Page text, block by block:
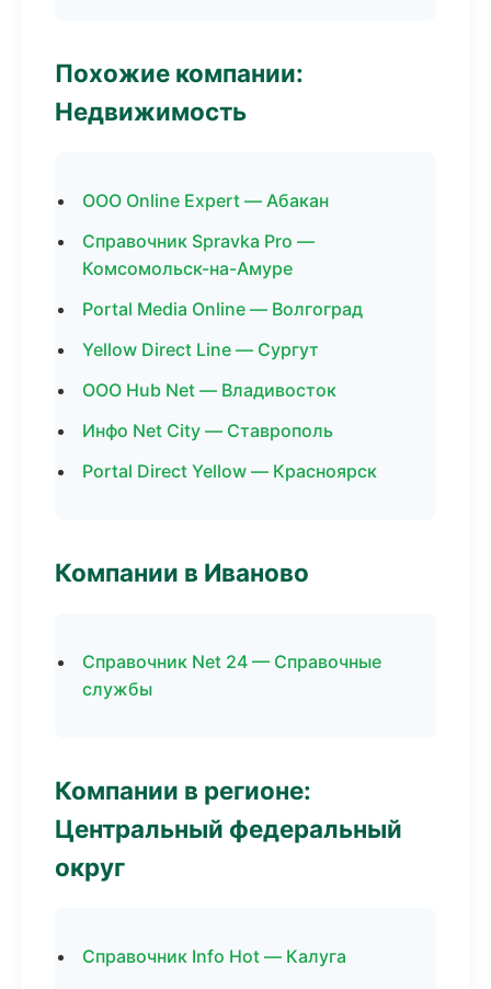
Похожие компании:
Недвижимость
ООО Online Expert — Абакан
Справочник Spravka Pro —
Комсомольск-на-Амуре
Portal Media Online — Волгоград
Yellow Direct Line — Сургут
ООО Hub Net — Владивосток
Инфо Net City — Ставрополь
Portal Direct Yellow — Красноярск
Компании в Иваново
Справочник Net 24 — Справочные
службы
Компании в регионе:
Центральный федеральный
округ
Справочник Info Hot — Калуга